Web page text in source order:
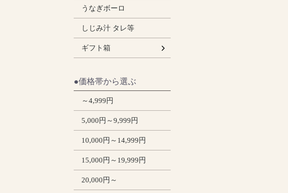
うなぎボーロ
しじみ汁 タレ等
ギフト箱
●価格帯から選ぶ
～4,999円
5,000円～9,999円
10,000円～14,999円
15,000円～19,999円
20,000円～